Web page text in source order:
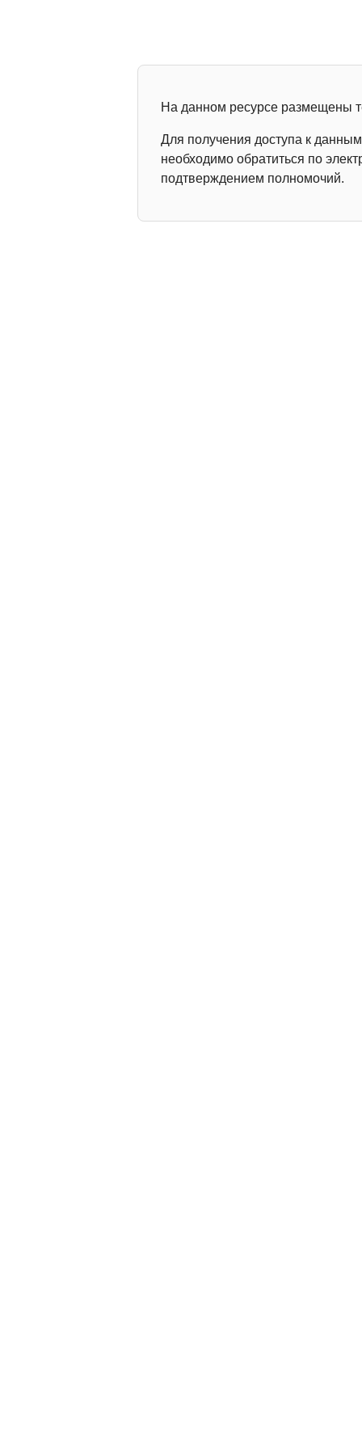
На данном ресурсе размещены
Для получения доступа к
необходимо обратиться по
подтверждением полномочий.